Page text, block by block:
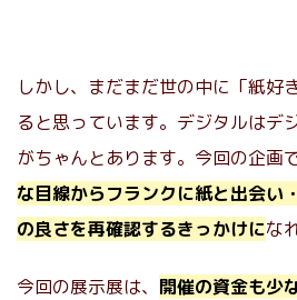
しかし、まだまだ世の中に「紙好
ると思っています。デジタルはデ
がちゃんとあります。今回の企画で
な目線からフランクに紙と出会い
の良さを再確認するきっかけにな
今回の展示展は、 開催の資金も少